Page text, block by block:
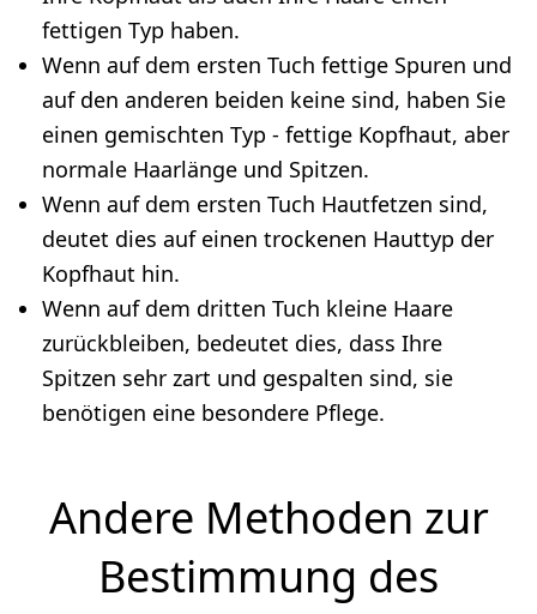
fettigen Typ haben.
Wenn auf dem ersten Tuch fettige Spuren und
auf den anderen beiden keine sind, haben Sie
einen gemischten Typ - fettige Kopfhaut, aber
normale Haarlänge und Spitzen.
Wenn auf dem ersten Tuch Hautfetzen sind,
deutet dies auf einen trockenen Hauttyp der
Kopfhaut hin.
Wenn auf dem dritten Tuch kleine Haare
zurückbleiben, bedeutet dies, dass Ihre
Spitzen sehr zart und gespalten sind, sie
benötigen eine besondere Pflege.
Andere Methoden zur
Bestimmung des